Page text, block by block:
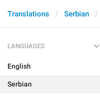
Translations Serbian
LANGUAGES
English
Serbian